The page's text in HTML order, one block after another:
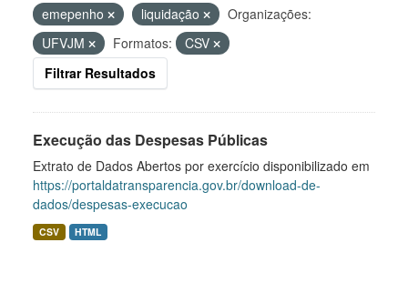
emepenho
liquidação
Organizações:
UFVJM
Formatos:
CSV
Filtrar Resultados
Execução das Despesas Públicas
Extrato de Dados Abertos por exercício disponibilizado em
https://portaldatransparencia.gov.br/download-de-
dados/despesas-execucao
CSV HTML